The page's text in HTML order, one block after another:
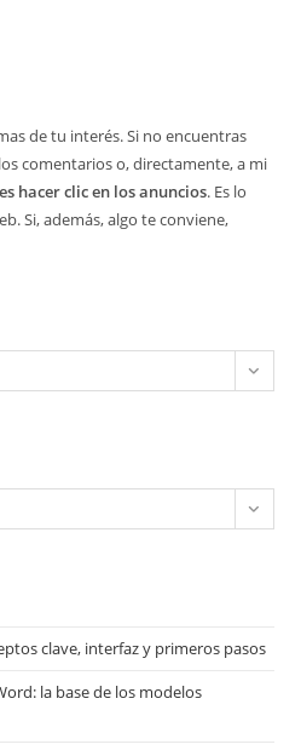
de tu interés. Si no encuentras
comentarios o, directamente, a mi
hacer clic en los anuncios. Es lo
Si, además, algo te conviene,
clave, interfaz y primeros pasos
la base de los modelos